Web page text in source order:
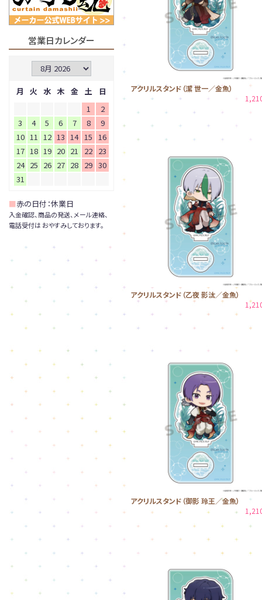
アクリルスタンド（潔 世一／金魚）
アクリルスタンド（乙夜 影汰／金魚）
アクリルスタンド（御影 玲王／金魚）
営業日カレンダー
月 火 水 木 金 土
日
1
2
3
4 5 6 7 8
9
10 11 12 13 14 15
16
17 18 19 20 21 22 23
24 25 26 27 28 29 30
31
■赤の日付：休業日
入金確認、商品の発送、メール連絡、
電話受付は おやすみしております。